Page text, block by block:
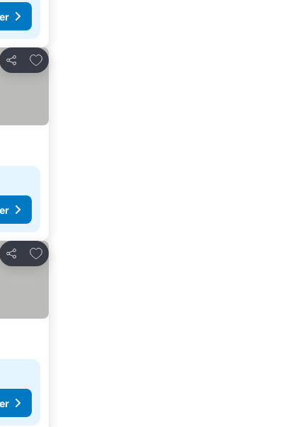
Del
Legg til i favoritter
Del
Legg til i favoritter